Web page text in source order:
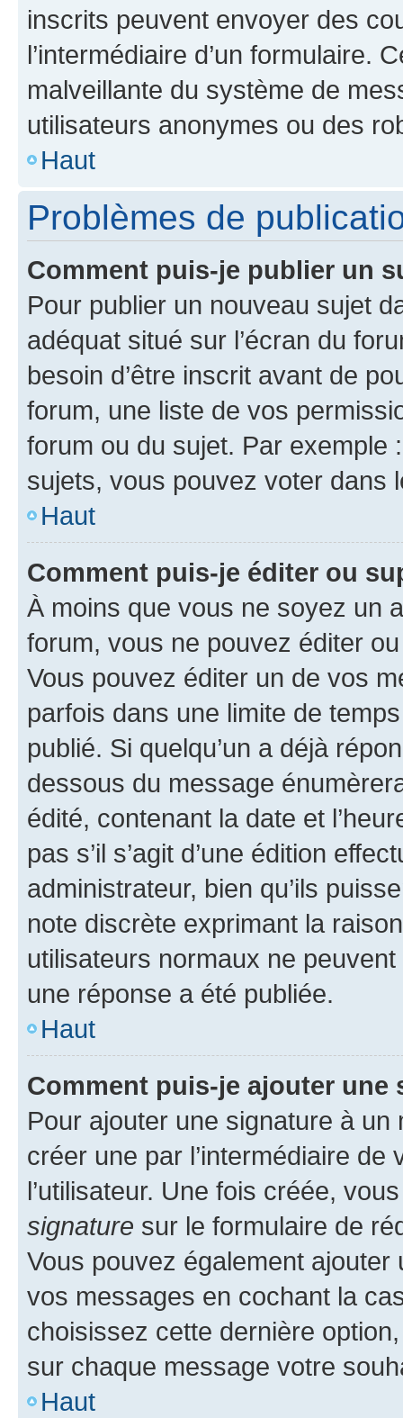
inscrits peuvent envoyer des
l’intermédiaire d’un formulaire.
malveillante du système de
utilisateurs anonymes ou des
Haut
Problèmes de
Comment puis-je publier un
Pour publier un nouveau sujet
adéquat situé sur l’écran du
besoin d’être inscrit avant de
forum, une liste de vos
forum ou du sujet. Par exemple
sujets, vous pouvez voter dans
Haut
Comment puis-je éditer ou
À moins que vous ne soyez un
forum, vous ne pouvez éditer
Vous pouvez éditer un de vos
parfois dans une limite de
publié. Si quelqu’un a déjà
dessous du message
édité, contenant la date et
pas s’il s’agit d’une édition
administrateur, bien qu’ils
note discrète exprimant la
utilisateurs normaux ne
une réponse a été publiée.
Haut
Comment puis-je ajouter une
Pour ajouter une signature à un
créer une par l’intermédiaire
l’utilisateur. Une fois créée,
signature sur le formulaire de
Vous pouvez également
vos messages en cochant la
choisissez cette dernière
sur chaque message votre
Haut